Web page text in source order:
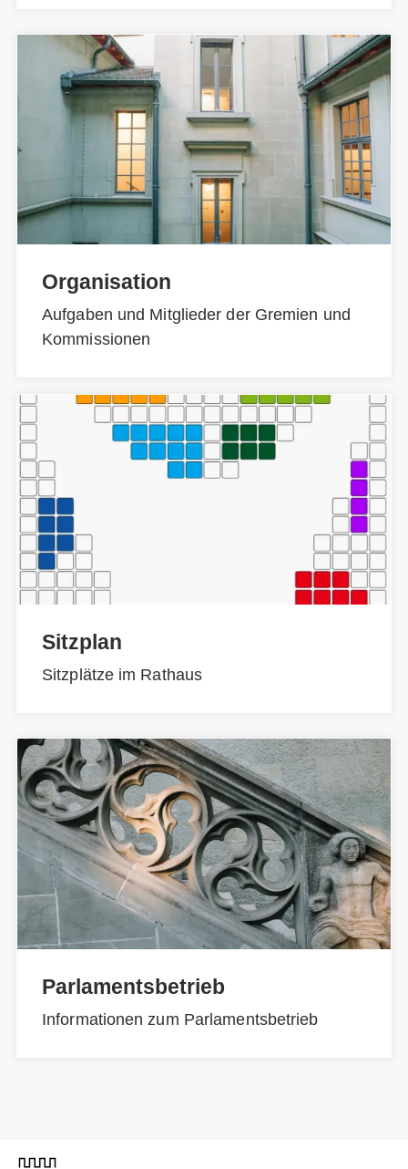
Organisation
Aufgaben und Mitglieder der Gremien und
Kommissionen
Sitzplan
Sitzplätze im Rathaus
Parlamentsbetrieb
Informationen zum Parlamentsbetrieb